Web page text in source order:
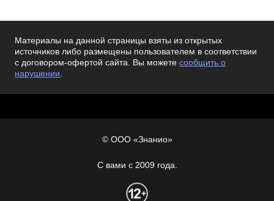
Материалы на данной страницы взяты из открытых
источников либо размещены пользователем в соответствии
с договором-офертой сайта. Вы можете сообщить о
нарушении.
© ООО «Знанио»
С вами с 2009 года.